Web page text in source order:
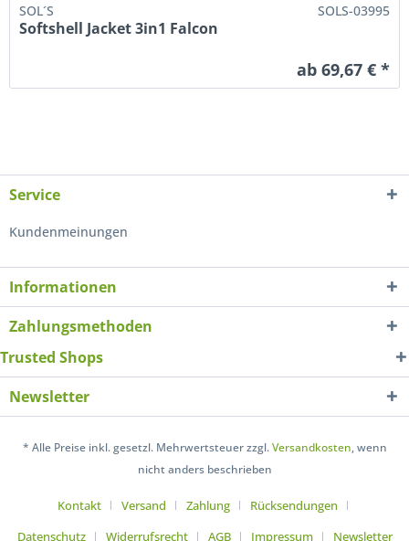
SOL´S SOLS-03995
Softshell Jacket 3in1 Falcon
ab 69,67 € *
Service
Kundenmeinungen
Informationen
Zahlungsmethoden
Trusted Shops
Newsletter
* Alle Preise inkl. gesetzl. Mehrwertsteuer zzgl.Versandkosten, wenn
nicht anders beschrieben
Kontakt Versand Zahlung
Rücksendungen
Datenschutz
Widerrufsrecht AGB Impressum Newsletter